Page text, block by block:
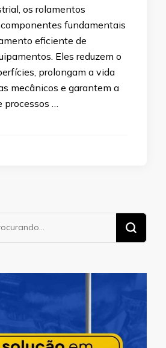
os rolamentos
fundamentais
eficiente de
Eles reduzem o
prolongam a vida
mecânicos e garantem a
…